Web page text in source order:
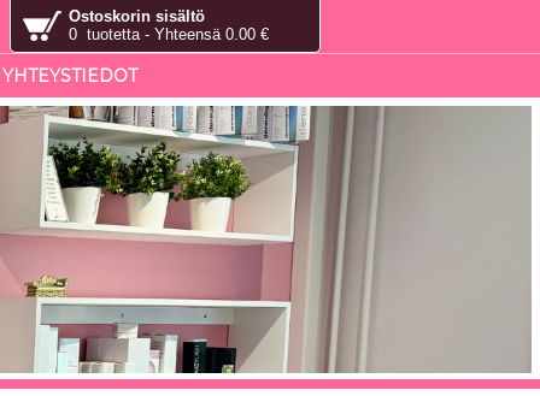
Ostoskorin sisältö
0 tuotetta - Yhteensä 0.00 €
YHTEYSTIEDOT